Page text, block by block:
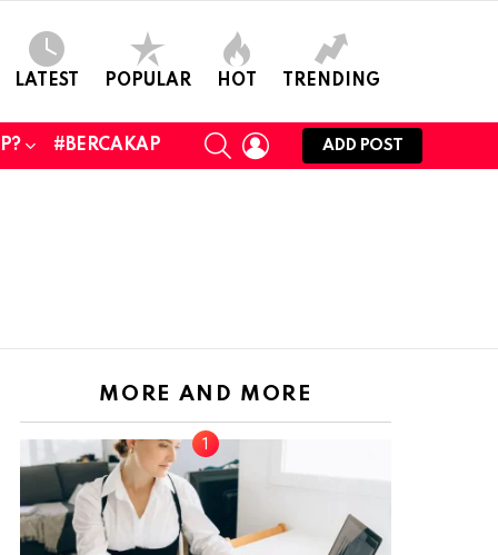
LATEST POPULAR HOT TRENDING
#BERCAKAP
SEARCHLOGIN
ADD POST
MORE AND MORE